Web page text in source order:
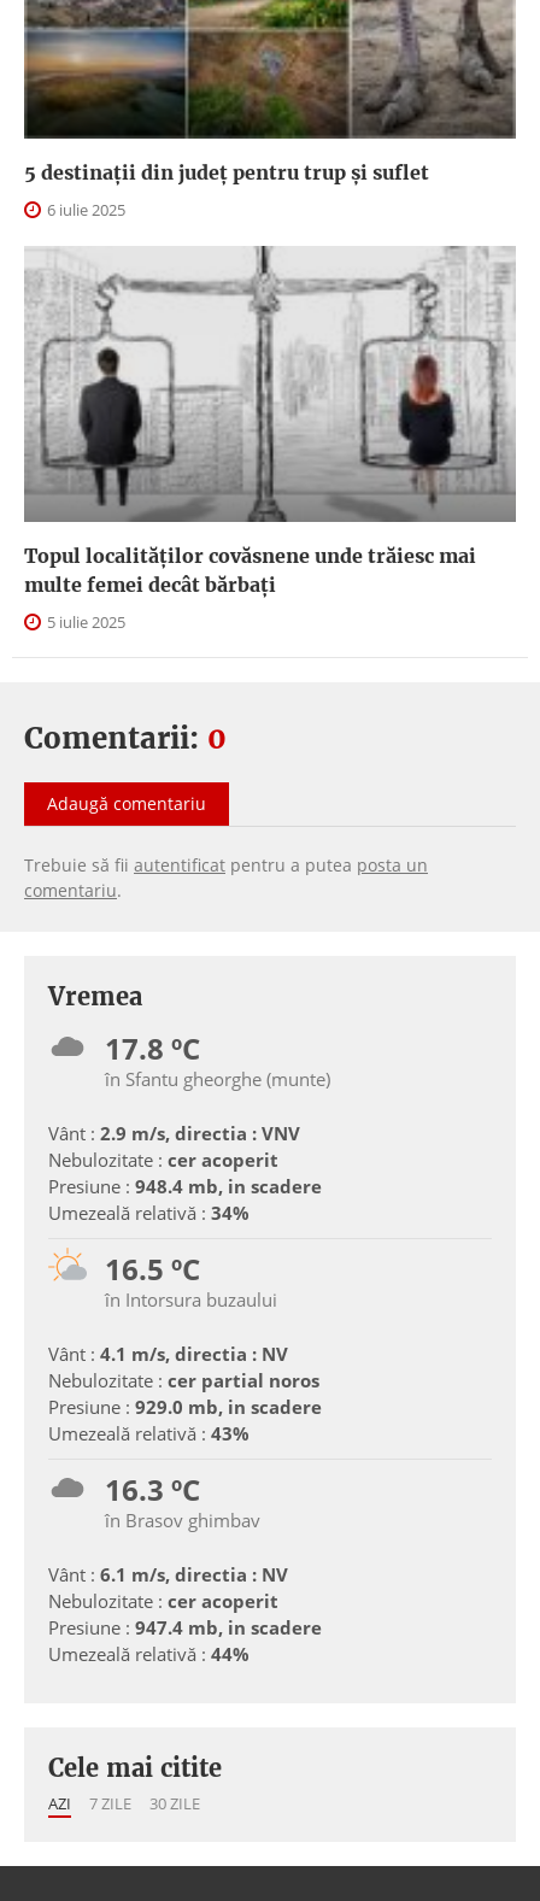
5 destinații din județ pentru trup și suflet
6 iulie 2025
Topul localităților covăsnene unde trăiesc mai
multe femei decât bărbați
5 iulie 2025
Comentarii: 0
Adaugă comentariu
Trebuie să fii autentificat pentru a putea posta un
comentariu.
Vremea
17.8 ºC
în Sfantu gheorghe (munte)
Vânt : 2.9 m/s, directia : VNV
Nebulozitate : cer acoperit
Presiune : 948.4 mb, in scadere
Umezeală relativă : 34%
16.5 ºC
în Intorsura buzaului
Vânt : 4.1 m/s, directia : NV
Nebulozitate : cer partial noros
Presiune : 929.0 mb, in scadere
Umezeală relativă : 43%
16.3 ºC
în Brasov ghimbav
Vânt : 6.1 m/s, directia : NV
Nebulozitate : cer acoperit
Presiune : 947.4 mb, in scadere
Umezeală relativă : 44%
Cele mai citite
AZI 7 ZILE 30 ZILE